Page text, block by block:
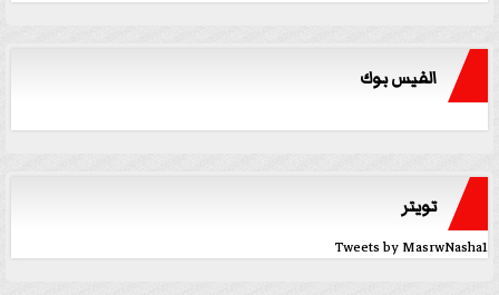
الفيس بوك
تويتر
Tweets by MasrwNasha1